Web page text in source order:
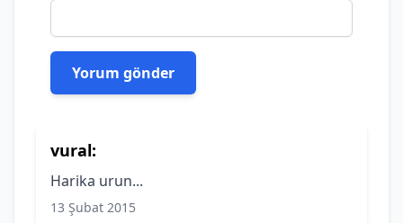
vural:
Harika urun...
13 Şubat 2015